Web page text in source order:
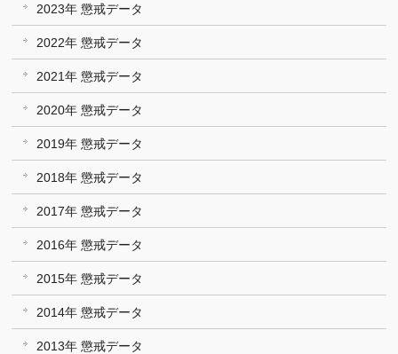
2023年 懲戒データ
2022年 懲戒データ
2021年 懲戒データ
2020年 懲戒データ
2019年 懲戒データ
2018年 懲戒データ
2017年 懲戒データ
2016年 懲戒データ
2015年 懲戒データ
2014年 懲戒データ
2013年 懲戒データ